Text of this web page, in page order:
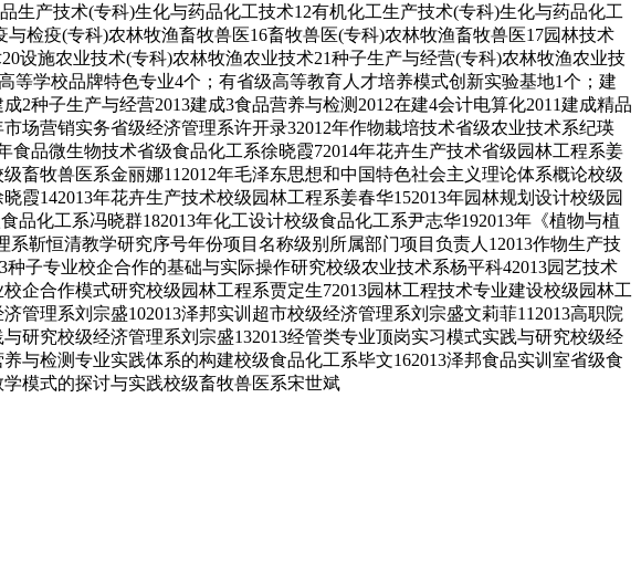
生产技术(专科)生化与药品化工技术12有机化工生产技术(专科)生化与药品化工
检疫(专科)农林牧渔畜牧兽医16畜牧兽医(专科)农林牧渔畜牧兽医17园林技术
设施农业技术(专科)农林牧渔农业技术21种子生产与经营(专科)农林牧渔农业技
学校品牌特色专业4个；有省级高等教育人才培养模式创新实验基地1个；建
种子生产与经营2013建成3食品营养与检测2012在建4会计电算化2011建成精品
场营销实务省级经济管理系许开录32012年作物栽培技术省级农业技术系纪瑛
品微生物技术省级食品化工系徐晓霞72014年花卉生产技术省级园林工程系姜
畜牧兽医系金丽娜112012年毛泽东思想和中国特色社会主义理论体系概论校级
霞142013年花卉生产技术校级园林工程系姜春华152013年园林规划设计校级园
品化工系冯晓群182013年化工设计校级食品化工系尹志华192013年《植物与植
靳恒清教学研究序号年份项目名称级别所属部门项目负责人12013作物生产技
子专业校企合作的基础与实际操作研究校级农业技术系杨平科42013园艺技术
企合作模式研究校级园林工程系贾定生72013园林工程技术专业建设校级园林工
管理系刘宗盛102013泽邦实训超市校级经济管理系刘宗盛文莉菲112013高职院
研究校级经济管理系刘宗盛132013经管类专业顶岗实习模式实践与研究校级经
与检测专业实践体系的构建校级食品化工系毕文162013泽邦食品实训室省级食
模式的探讨与实践校级畜牧兽医系宋世斌